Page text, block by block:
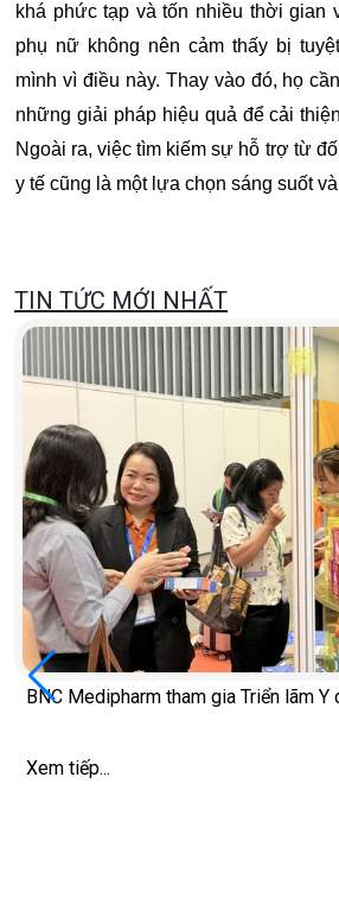
khá phức tạp và tốn nhiều thời gian
phụ nữ không nên cảm thấy bị
mình vì điều này. Thay vào đó, họ
những giải pháp hiệu quả để cải
Ngoài ra, việc tìm kiếm sự hỗ trợ từ
y tế cũng là một lựa chọn sáng suốt
TIN TỨC MỚI NHẤT
BNC Medipharm tham gia Triển lãm
Xem tiếp...